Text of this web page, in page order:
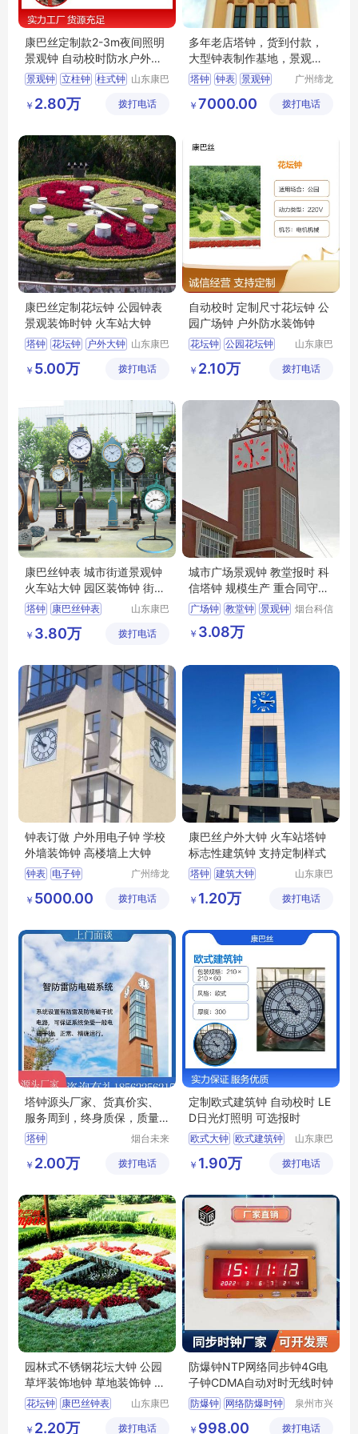
康巴丝定制款2-3m夜间照明
景观钟 自动校时防水户外柱
式钟
景观钟 立柱钟 柱式钟
公园景观钟
山东康巴
限公司
￥ 2.80万 拨打电话
多年老店塔钟，货到付款，
大型钟表制作基地，景观
钟，认准缔龙
塔钟 钟表 景观钟
广州缔龙
公司
￥ 7000.00 拨打电话
康巴丝定制花坛钟 公园钟表
景观装饰时钟 火车站大钟
塔钟 花坛钟
户外大钟 山东康巴
限公司
￥ 5.00万 拨打电话
自动校时 定制尺寸花坛钟 公
园广场钟 户外防水装饰钟
花坛钟 公园花坛钟
小区花坛钟
山东康巴
限公司
￥ 2.10万 拨打电话
康巴丝钟表 城市街道景观钟
火车站大钟 园区装饰钟 街道
立钟
塔钟 康巴丝钟表
户外大钟
山东康巴
限公司
￥ 3.80万 拨打电话
城市广场景观钟 教堂报时 科
信塔钟 规模生产 重合同守信
用
广场钟 教堂钟 景观钟 烟台科信
￥ 3.08万
钟表订做 户外用电子钟 学校
外墙装饰钟 高楼墙上大钟
钟表 电子钟
高楼墙上大钟
广州缔龙
公司
￥ 5000.00 拨打电话
康巴丝户外大钟 火车站塔钟
标志性建筑钟 支持定制样式
塔钟 建筑大钟
电波钟
山东康巴
限公司
￥ 1.20万 拨打电话
塔钟源头厂家、货真价实、
服务周到，终身质保，质量
保证
塔钟
烟台未来
科技有限
￥ 2.00万 拨打电话
定制欧式建筑钟 自动校时 LE
D日光灯照明 可选报时
欧式大钟 欧式建筑钟
欧式建筑大钟
山东康巴
限公司
￥ 1.90万 拨打电话
园林式不锈钢花坛大钟 公园
草坪装饰地钟 草地装饰钟 大
型花钟
花坛钟 康巴丝钟表
山东康巴
限公司
￥ 2.20万 拨打电话
防爆钟NTP网络同步钟4G电
子钟CDMA自动对时无线时钟
防爆钟 网络防爆时钟
泉州市兴
科技有限
￥ 998.00 拨打电话